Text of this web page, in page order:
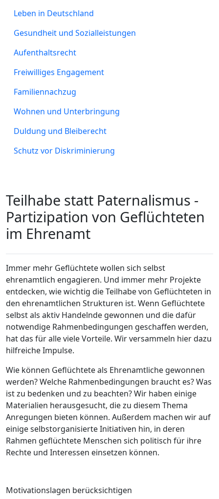
Leben in Deutschland
Gesundheit und Sozialleistungen
Aufenthaltsrecht
Freiwilliges Engagement
Familiennachzug
Wohnen und Unterbringung
Duldung und Bleiberecht
Schutz vor Diskriminierung
Teilhabe statt Paternalismus -
Partizipation von Geflüchteten
im Ehrenamt
Immer mehr Geflüchtete wollen sich selbst
ehrenamtlich engagieren. Und immer mehr Projekte
entdecken, wie wichtig die Teilhabe von Geflüchteten in
den ehrenamtlichen Strukturen ist. Wenn Geflüchtete
selbst als aktiv Handelnde gewonnen und die dafür
notwendige Rahmenbedingungen geschaffen werden,
hat das für alle viele Vorteile. Wir versammeln hier dazu
hilfreiche Impulse.
Wie können Geflüchtete als Ehrenamtliche gewonnen
werden? Welche Rahmenbedingungen braucht es? Was
ist zu bedenken und zu beachten? Wir haben einige
Materialien herausgesucht, die zu diesem Thema
Anregungen bieten können. Außerdem machen wir auf
einige selbstorganisierte Initiativen hin, in deren
Rahmen geflüchtete Menschen sich politisch für ihre
Rechte und Interessen einsetzen können.
Motivationslagen berücksichtigen